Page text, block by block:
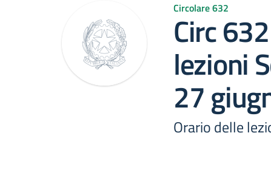
Circolare 632
Circ
lezioni
27
Orario delle